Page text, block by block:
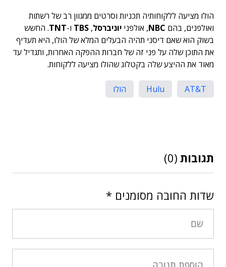
הולו מציעה ללקוחותיה תכניות וסרטים ממגוון רב של רשתות
ואולפנים, בהם NBC, אולפני יוניברסל,
TBS ו-TNT. החשש
בשוק הוא שאם דיסני תהיה הבעלים המלא של הולו, היא תעדיף
את התוכן שלה על פני זה של חברות ההפקה האחרות, ותגדיל עד
מאוד את ההיצע שלה בקטלוג שהולו מציעה ללקוחות.
AT&T
Hulu הולו
תגובות (0)
שדות החובה מסומנים *